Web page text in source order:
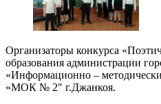
Организаторы конкурса
образования администрации
«Информационно –
«МОК № 2″ г.Джанкоя.